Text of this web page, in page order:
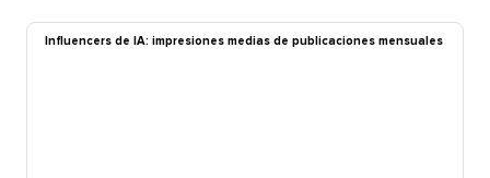
Influencers de IA: impresiones medias de publicaciones mensuales​​